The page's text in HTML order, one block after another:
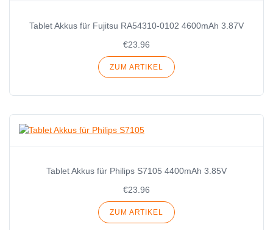
Tablet Akkus für Fujitsu RA54310-0102 4600mAh 3.87V
€23.96
ZUM ARTIKEL
Tablet Akkus für Philips S7105 4400mAh 3.85V
€23.96
ZUM ARTIKEL